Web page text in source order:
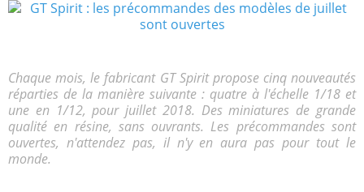
Chaque mois, le fabricant GT Spirit propose cinq nouveautés
réparties de la manière suivante : quatre à l'échelle 1/18 et
une en 1/12, pour juillet 2018. Des miniatures de grande
qualité en résine, sans ouvrants. Les précommandes sont
ouvertes, n'attendez pas, il n'y en aura pas pour tout le
monde.